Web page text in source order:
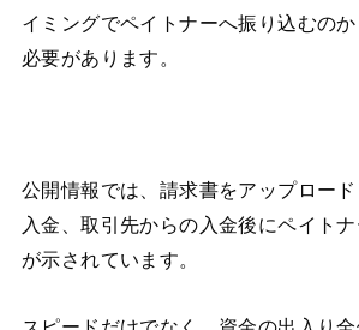
イミングでペイトナーへ振り込むのか
必要があります。
公開情報では、請求書をアップロー
入金、取引先からの入金後にペイト
が示されています。